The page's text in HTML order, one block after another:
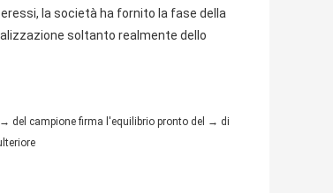
la società ha fornito la fase della
soltanto realmente dello
del campione firma l'equilibrio pronto del → di